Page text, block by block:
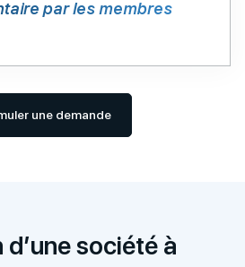
par les membres
une demande
société à